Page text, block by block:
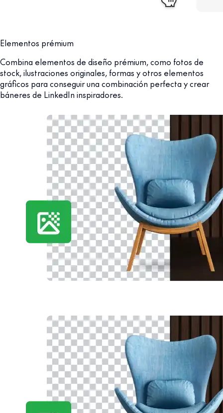
Elementos prémium
Combina elementos de diseño prémium, como fotos de
stock, ilustraciones originales, formas y otros elementos
gráficos para conseguir una combinación perfecta y crear
báneres de LinkedIn inspiradores.